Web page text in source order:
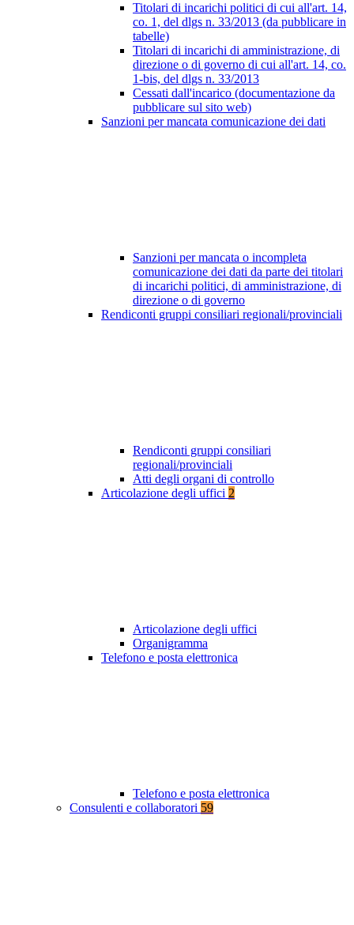
Titolari di incarichi politici di cui all'art. 14,
co. 1, del dlgs n. 33/2013 (da pubblicare in
tabelle)
Titolari di incarichi di amministrazione, di
direzione o di governo di cui all'art. 14, co.
1-bis, del dlgs n. 33/2013
Cessati dall'incarico (documentazione da
pubblicare sul sito web)
Sanzioni per mancata comunicazione dei dati
Sanzioni per mancata o incompleta
comunicazione dei dati da parte dei titolari
di incarichi politici, di amministrazione, di
direzione o di governo
Rendiconti gruppi consiliari regionali/provinciali
Rendiconti gruppi consiliari
regionali/provinciali
Atti degli organi di controllo
Articolazione degli uffici 2
Articolazione degli uffici
Organigramma
Telefono e posta elettronica
Telefono e posta elettronica
Consulenti e collaboratori 59